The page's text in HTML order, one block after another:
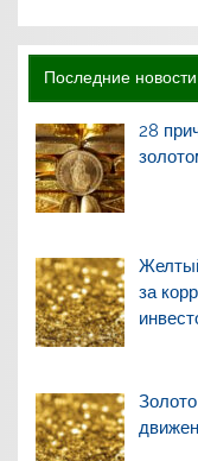
Последние новости
28
за